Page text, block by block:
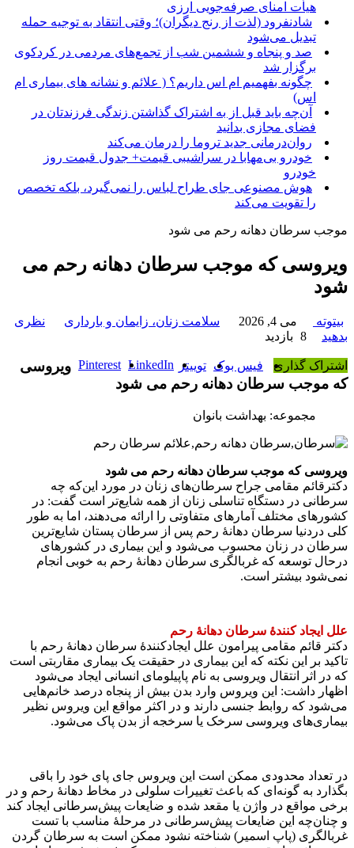
هیأت امنای صرفه‌جویی ارزی
شادنفرود (لذت از رنج دیگران)؛ وقتی انتقاد به توجیه حمله
تبدیل می‌شود
صد و پنجاه‌ و ششمین شب از تجمع‌های مردمی در کردکوی
برگزار شد
چگونه بفهمیم ام اس داریم؟ ( علائم و نشانه های بیماری ام
اس)
آن‌چه باید قبل از به اشتراک گذاشتن زندگی فرزندتان در
فضای مجازی بدانید
روان‌درمانی جدید تروما را درمان می‌کند
خودرو بی‌مهابا در سراشیبی قیمت+ جدول قیمت روز
خودرو
هوش مصنوعی جای طراح لباس را نمی‌گیرد، بلکه تخصص
را تقویت می‌کند
موجب سرطان دهانه رحم می شود
ویروسی که موجب سرطان دهانه رحم می
شود
بیتوته می 4, 2026 سلامت زنان، زایمان و بارداری
نظری
بدهید
8 بازدید
اشتراک گذاری فیس بوک توییتر LinkedIn
Pinterest ویروسی
که موجب سرطان دهانه رحم می شود
مجموعه: بهداشت بانوان
ویروسی که موجب سرطان دهانه رحم می شود
دکترقائم مقامی جراح سرطان‌های زنان در مورد این‌که چه
سرطانی در دستگاه تناسلی زنان از همه شایع‌تر است گفت: در
کشورهای مختلف آمارهای متفاوتی را ارائه می‌دهند، اما به طور
کلی دردنیا سرطان دهانهٔ رحم پس از سرطان پستان شایع‌ترین
سرطان در زنان محسوب می‌شود و این بیماری در کشورهای
درحال توسعه که غربالگری سرطان دهانهٔ رحم به خوبی انجام
نمی‌شود بیشتر است.
علل ایجاد کنندهٔ سرطان دهانهٔ رحم
دکتر قائم مقامی پیرامون علل ایجادکنندهٔ سرطان دهانهٔ رحم با
تاکید بر این نکته که این بیماری در حقیقت یک بیماری مقاربتی است
که در اثر انتقال ویروسی به نام پاپیلومای انسانی ایجاد می‌شود
اظهار داشت: این ویروس وارد بدن بیش از پنجاه درصد خانم‌هایی
می‌شود که روابط جنسی دارند و در اکثر مواقع این ویروس نظیر
بیماری‌های ویروسی سرخک یا سرخجه از بدن پاک می‌شود.
در تعداد محدودی ممکن است این ویروس جای پای خود را باقی
بگذارد به گونه‌ای که باعث تغییرات سلولی در مخاط دهانهٔ رحم و در
برخی مواقع در واژن یا مقعد شده و ضایعات پیش‌سرطانی ایجاد کند
و چنان‌چه این ضایعات پیش‌سرطانی در مرحلهٔ مناسب با تست
غربالگری (پاپ اسمیر) شناخته نشود ممکن است به سرطان گردن